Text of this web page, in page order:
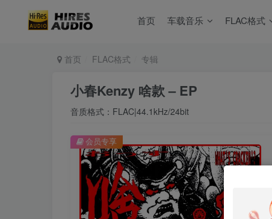
首页 车载音乐 FLAC格式
首页 FLAC格式 专辑
小春Kenzy 啥款 – EP
音质格式：FLAC|44.1kHz/24bit
会员专享